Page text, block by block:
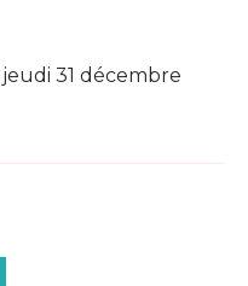
31 décembre